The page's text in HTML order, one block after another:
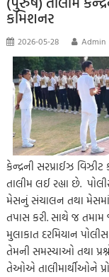
કમિશનર
2026-05-28 Admin
કેન્દ્રની સરપ્રાઈઝ
તાલીમ લઈ રહ્યા છે.
મેસનું સંચાલન તથા મેસમાં
તપાસ કરી. સાથે જ
મુલાકાત દરમિયાન
તેમની સમસ્યાઓ તથા
તેઓએ તાલીમાર્થીઓને